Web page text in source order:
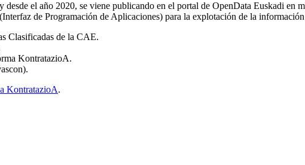
el año 2020, se viene publicando en el portal de OpenData Euskadi en
de Programación de Aplicaciones) para la explotación de la
Clasificadas de la CAE.
KontratazioA.
KontratazioA.